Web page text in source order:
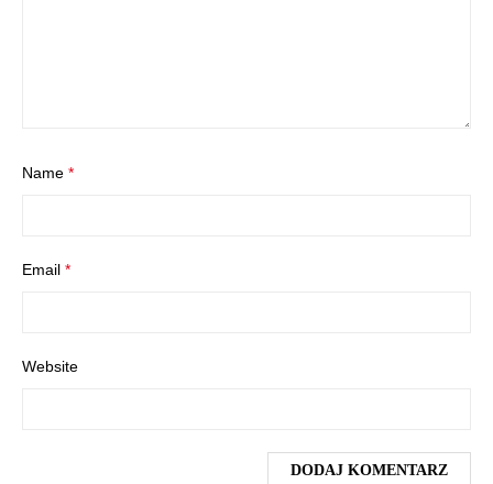
Name *
Email *
Website